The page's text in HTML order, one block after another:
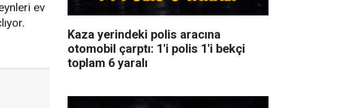
ev
Kaza yerindeki polis aracına
otomobil çarptı: 1'i polis 1'i bekçi
toplam 6 yaralı